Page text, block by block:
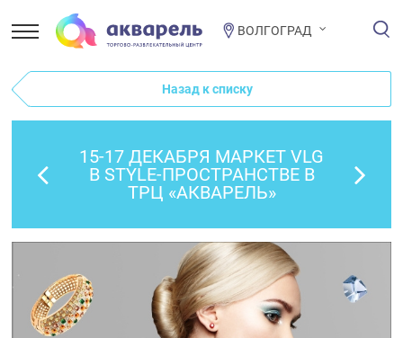
ВОЛГОГРАД
Назад к списку
15-17 ДЕКАБРЯ МАРКЕТ VLG
В STYLE-ПРОСТРАНСТВЕ В
ТРЦ «АКВАРЕЛЬ»